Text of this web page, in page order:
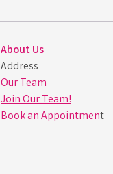
About Us
Address
Our Team
Join Our Team!
Book an Appointment